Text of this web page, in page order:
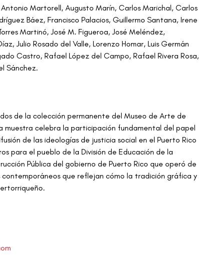
Martorell, Augusto Marín, Carlos Marichal, Carlos
Báez, Francisco Palacios, Guillermo Santana, Irene
Martinó, José M. Figueroa, José Meléndez,
Julio Rosado del Valle, Lorenzo Homar, Luis Germán
Castro, Rafael López del Campo, Rafael Rivera Rosa,
Sánchez.
de la colección permanente del Museo de Arte de
muestra celebra la participación fundamental del papel
de las ideologías de justicia social en el Puerto Rico
para el pueblo de la División de Educación de la
Pública del gobierno de Puerto Rico que operó de
contemporáneos que reflejan cómo la tradición gráfica y